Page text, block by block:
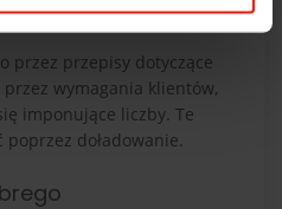
przez przepisy dotyczące
wymagania klientów,
imponujące liczby. Te
doładowanie.